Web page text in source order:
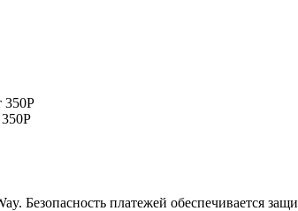
350Р
Безопасность платежей обеспечивается